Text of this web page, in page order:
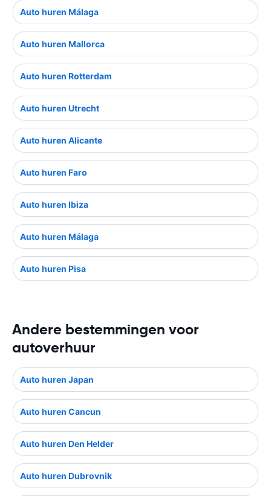
Auto huren Málaga
Auto huren Mallorca
Auto huren Rotterdam
Auto huren Utrecht
Auto huren Alicante
Auto huren Faro
Auto huren Ibiza
Auto huren Málaga
Auto huren Pisa
Andere bestemmingen voor
autoverhuur
Auto huren Japan
Auto huren Cancun
Auto huren Den Helder
Auto huren Dubrovnik